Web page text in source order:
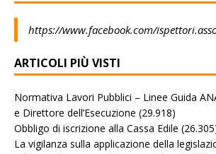
https://www.facebook.com/
ARTICOLI PIÙ VISTI
Normativa Lavori Pubblici – Linee Guida
e Direttore dell’Esecuzione (29.918)
Obbligo di iscrizione alla Cassa Edile
La vigilanza sulla applicazione della